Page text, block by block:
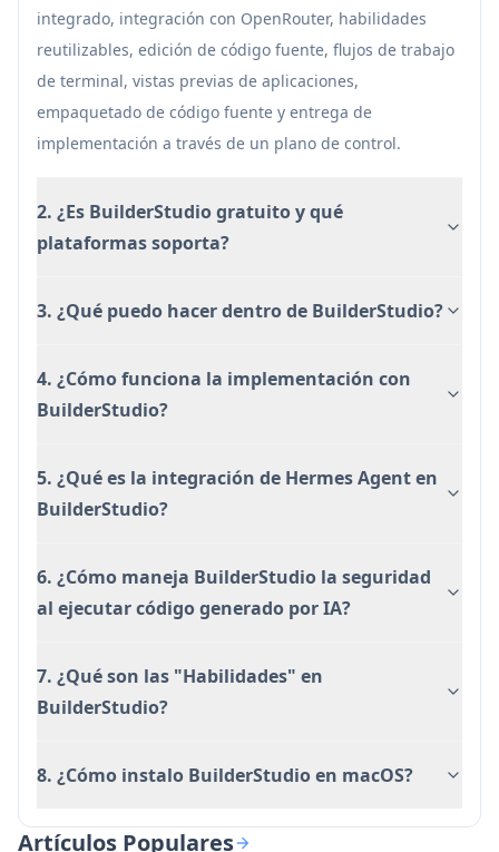
sobrecarga de prompts/iteraciones.
Clara separación del ciclo de construcción local
y la implementación operativa a través de la
entrega al plano de control.
Desventajas
puede limitar la adopción para equipos de
Windows/Linux.
de una cuenta/flujo de trabajo de plano de
dependencia de plataforma adicional.
La "containerización" y las verificaciones de
configuración/operativa en comparación con
editores locales más simples.
integrado, integración con OpenRouter, habilidades
reutilizables, edición de código fuente, flujos de trabajo
de terminal, vistas previas de aplicaciones,
empaquetado de código fuente y entrega de
implementación a través de un plano de control.
2. ¿Es BuilderStudio gratuito y qué
plataformas soporta?
3. ¿Qué puedo hacer dentro de BuilderStudio?
4. ¿Cómo funciona la implementación con
BuilderStudio?
5. ¿Qué es la integración de Hermes Agent en
BuilderStudio?
6. ¿Cómo maneja BuilderStudio la seguridad
al ejecutar código generado por IA?
7. ¿Qué son las "Habilidades" en
BuilderStudio?
8. ¿Cómo instalo BuilderStudio en macOS?
Artículos Populares